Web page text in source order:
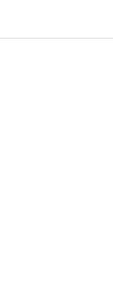
konten